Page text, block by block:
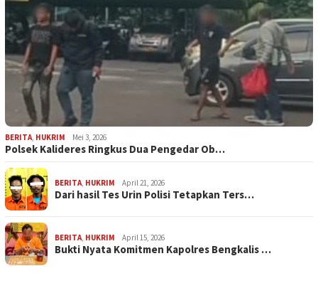
BERITA, HUKRIM Mei 3, 2026
Polsek Kalideres Ringkus Dua Pengedar Ob…
BERITA, HUKRIM April 21, 2026
Dari hasil Tes Urin Polisi Tetapkan Ters…
BERITA, HUKRIM April 15, 2026
Bukti Nyata Komitmen Kapolres Bengkalis …